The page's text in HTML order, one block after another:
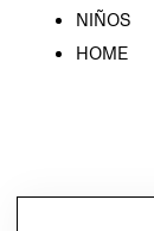
NIÑOS
HOME